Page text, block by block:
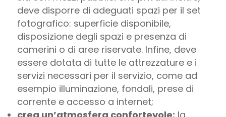
deve disporre di adeguati spazi per il set
fotografico: superficie disponibile,
disposizione degli spazi e presenza di
camerini o di aree riservate. Infine, deve
essere dotata di tutte le attrezzature e i
servizi necessari per il servizio, come ad
esempio illuminazione, fondali, prese di
corrente e accesso a internet;